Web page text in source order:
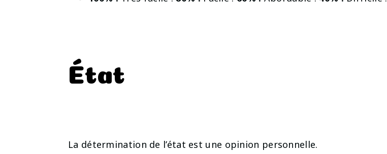
État
La détermination de l’état est une opinion personnelle.